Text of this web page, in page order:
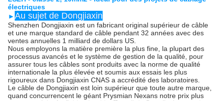
électriques
►Au sujet de Dongjiaxin
Shenzhen Dongjiaxin est un fabricant original supérieur de câble
et une marque standard de câble pendant 32 années avec des
ventes annuelles 1 milliard de dollars US.
Nous employons la matière première la plus fine, la plupart des
processus avancés et le système de gestion de la qualité, pour
assurer tous les câbles sont produits avec la norme de qualité
internationale la plus élevée et soumis aux essais les plus
rigoureux dans Dongjiaxin CNAS a accrédité des laboratoires.
Le câble de Dongjiaxin est loin supérieur que toute autre marque,
quand concurrencent le géant Prysmian Nexans notre prix plus